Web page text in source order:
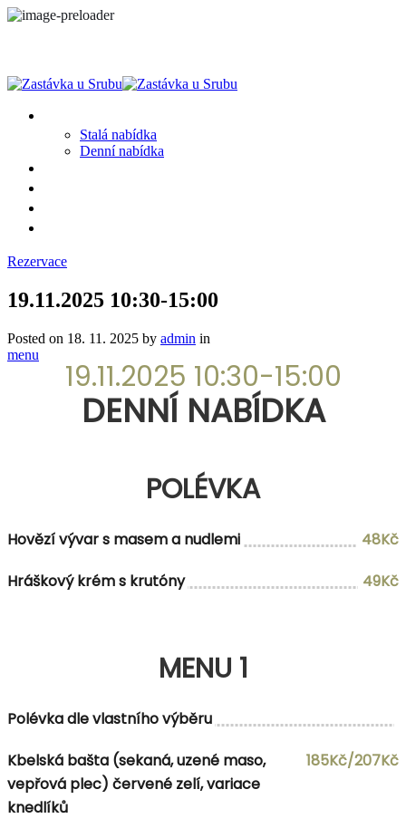
Stalá nabídka
Denní nabídka
Rezervace
19.11.2025 10:30-15:00
Posted on 18. 11. 2025 by admin in
menu
19.11.2025 10:30-15:00
DENNÍ NABÍDKA
POLÉVKA
Hovězí vývar s masem a nudlemi
48Kč
Hráškový krém s krutóny
49Kč
MENU 1
Polévka dle vlastního výběru
Kbelská bašta (sekaná, uzené maso,
vepřová plec) červené zelí, variace
knedlíků
185Kč/207Kč